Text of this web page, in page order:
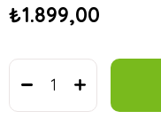
₺1.899,00